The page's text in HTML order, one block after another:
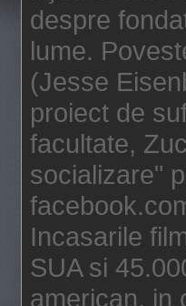
despre
lume.
(Jesse
proiect de
facultate,
socializare"
Incasarile
SUA si
american, in